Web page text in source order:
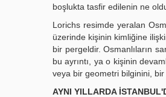
boşlukta tasfir edilenin ne
Lorichs resimde yeralan
üzerinde kişinin kimliğine
bir pergeldir. Osmanlıların
bu ayrıntı, ya o kişinin
veya bir geometri bilginini, bir
AYNI YILLARDA